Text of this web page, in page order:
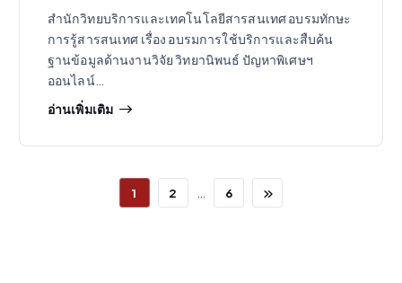
สำนักวิทยบริการและเทคโนโลยีสารสนเทศ อบรมทักษะ
การรู้สารสนเทศ เรื่อง อบรมการใช้บริการและสืบค้น
ฐานข้อมูลด้านงานวิจัย วิทยานิพนธ์ ปัญหาพิเศษฯ
ออนไลน์…
อ่านเพิ่มเติม
1 2 6